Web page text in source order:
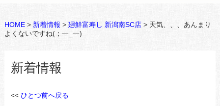
HOME> 新着情報 > 廻鮮富寿し 新潟南SC店> 天気、、、あんまり
よくないですね(；一_一)
新着情報
<< ひとつ前へ戻る